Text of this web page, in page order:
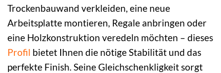
Trockenbauwand verkleiden, eine neue
Arbeitsplatte montieren, Regale anbringen oder
eine Holzkonstruktion veredeln möchten – dieses
Profil bietet Ihnen die nötige Stabilität und das
perfekte Finish. Seine Gleichschenkligkeit sorgt